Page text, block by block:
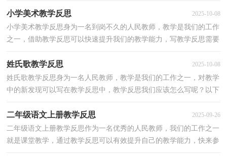
小学美术教学反思 2025-10-08
小学美术教学反思身为一名到岗不久的人民教师，教学是我们的工作
之一，借助教学反思可以快速提升我们的教学能力，写教学反思需要
姓氏歌教学反思 2025-10-08
姓氏歌教学反思身为一名人民教师，教学是我们的工作之一，对教学
中的新发现可以写在教学反思中，教学反思我们应该怎么写呢？以下
二年级语文上册教学反思 2025-09-26
二年级语文上册教学反思作为一名优秀的人民教师，我们的工作之一
就是课堂教学，通过教学反思可以有效提升自己的教学能力，快来参